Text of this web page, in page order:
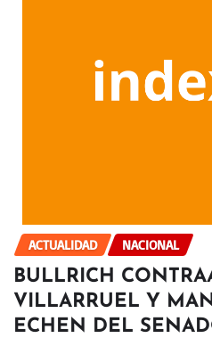
ACTUALIDAD NACIONAL
BULLRICH
VILLARRUEL Y
ECHEN DEL